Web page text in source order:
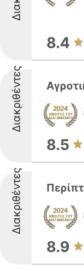
8.4
Διακριθέντες
8.5
Διακριθέντες
8.9